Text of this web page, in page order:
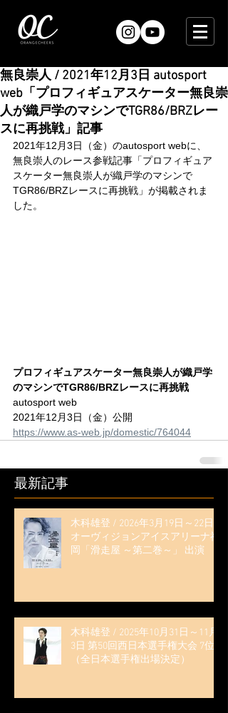
無良崇人 / 2021年12月3日 autosport
web「プロフィギュアスケーター無良崇
人が織戸学のマシンでTGR86/BRZレー
スに再挑戦」記事
2021年12月3日（金）のautosport webに、
無良崇人のレース参戦記事「プロフィギュア
スケーター無良崇人が織戸学のマシンで
TGR86/BRZレースに再挑戦」が掲載されま
した。
プロフィギュアスケーター無良崇人が織戸学
のマシンでTGR86/BRZレースに再挑戦
autosport web
2021年12月3日（金）公開
https://www.as-web.jp/domestic/764044
最新記事
木科雄登 / 2026年3月19日～22日
オーヴィジョンアイスアリーナ福
岡「滑走屋 ～第二巻～」 出演
木科雄登 / 2025年10月31日～11月
3日 第50回西日本選手権大会 7位
（全日本選手権出場決定）